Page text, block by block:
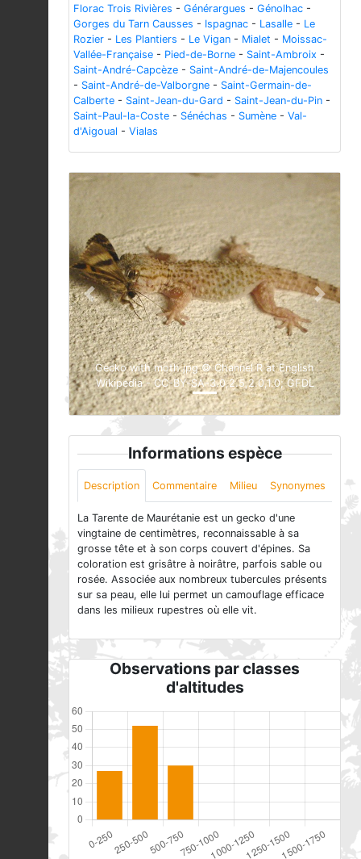
Florac Trois Rivières - Générargues - Génolhac -
Gorges du Tarn Causses - Ispagnac - Lasalle - Le
Rozier - Les Plantiers - Le Vigan - Mialet - Moissac-
Vallée-Française - Pied-de-Borne - Saint-Ambroix -
Saint-André-Capcèze - Saint-André-de-Majencoules
- Saint-André-de-Valborgne - Saint-Germain-de-
Calberte - Saint-Jean-du-Gard - Saint-Jean-du-Pin -
Saint-Paul-la-Coste - Sénéchas - Sumène - Val-
d'Aigoual - Vialas
Gecko with moth.jpg © Channel R at English
Wikipedia - CC-BY-SA-3.0,2.5,2.0,1.0; GFDL
Previous Next
Informations espèce
Description Commentaire Milieu Synonymes
La Tarente de Maurétanie est un gecko d'une
vingtaine de centimètres, reconnaissable à sa
grosse tête et à son corps couvert d'épines. Sa
coloration est grisâtre à noirâtre, parfois sable ou
rosée. Associée aux nombreux tubercules présents
sur sa peau, elle lui permet un camouflage efficace
dans les milieux rupestres où elle vit.
Observations par classes
d'altitudes